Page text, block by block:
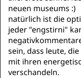
neuen museums :)
natürlich ist die
jeder "engstirni"
sein, dass leute,
mit ihren
verschandeln.